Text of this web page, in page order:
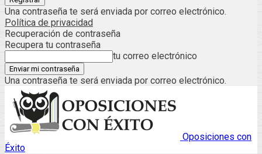
Una contraseña te será enviada por correo electrónico.
Política de privacidad
Recuperación de contraseña
Recupera tu contraseña
tu correo electrónico
Una contraseña te será enviada por correo electrónico.
Oposiciones con
Éxito